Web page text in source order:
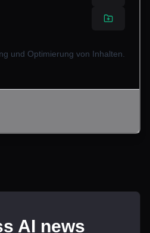
und Optimierung von Inhalten.
AI news